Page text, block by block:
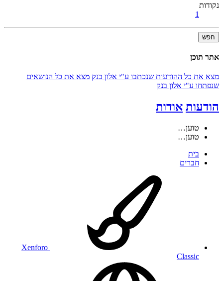
נקודות
1
חפש
אתר תוכן
מצא את כל ההודעות שנכתבו ע"י אלון בנק מצא את כל הנושאים
שנפתחו ע"י אלון בנק
הודעות אודות
טוען…
טוען…
בית
חברים
Xenforo
Classic